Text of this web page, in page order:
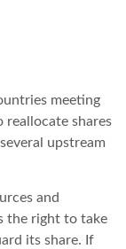
meeting
reallocate shares
upstream
and
the right to take
its share. If